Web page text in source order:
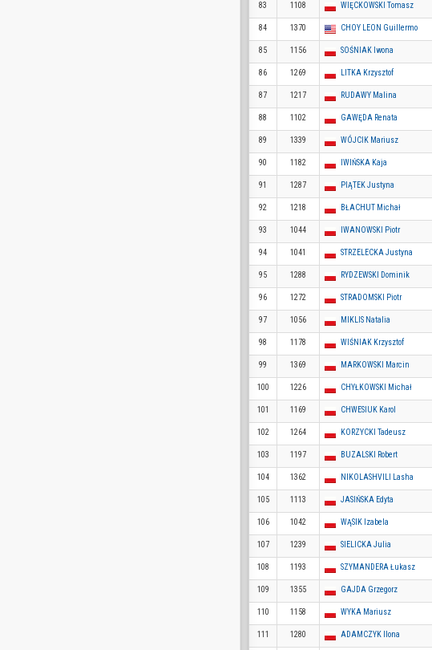
83 1108 WIĘCKOWSKI Tomasz
84 1370 CHOY LEON Guillermo
85 1156 SOŚNIAK Iwona
86 1269 LITKA Krzysztof
87 1217 RUDAWY Malina
88 1102 GAWĘDA Renata
89 1339 WÓJCIK Mariusz
90 1182 IWIŃSKA Kaja
91 1287 PIĄTEK Justyna
92 1218 BŁACHUT Michał
93 1044 IWANOWSKI Piotr
94 1041 STRZELECKA Justyna
95 1288 RYDZEWSKI Dominik
96 1272 STRADOMSKI Piotr
97 1056 MIKLIS Natalia
98 1178 WIŚNIAK Krzysztof
99 1369 MARKOWSKI Marcin
100 1226 CHYŁKOWSKI Michał
101 1169 CHWESIUK Karol
102 1264 KORZYCKI Tadeusz
103 1197 BUZALSKI Robert
104 1362 NIKOLASHVILI Lasha
105 1113 JASIŃSKA Edyta
106 1042 WĄSIK Izabela
107 1239 SIELICKA Julia
108 1193 SZYMANDERA Łukasz
109 1355 GAJDA Grzegorz
110 1158 WYKA Mariusz
111 1280 ADAMCZYK Ilona